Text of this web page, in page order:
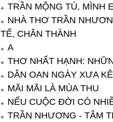
TRẦN MỘNG TÚ, MÌNH
NHÀ THƠ TRẦN
TẾ, CHÂN THÀNH
A
THƠ NHẤT HẠNH:
DÂN OAN NGÀY XƯA
MÃI MÃI LÀ MÙA THU
NẾU CUỘC ĐỜI CÓ
TRẦN NHƯƠNG - TÂM